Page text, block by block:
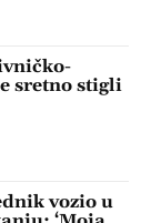
sretno stigli
vozio u